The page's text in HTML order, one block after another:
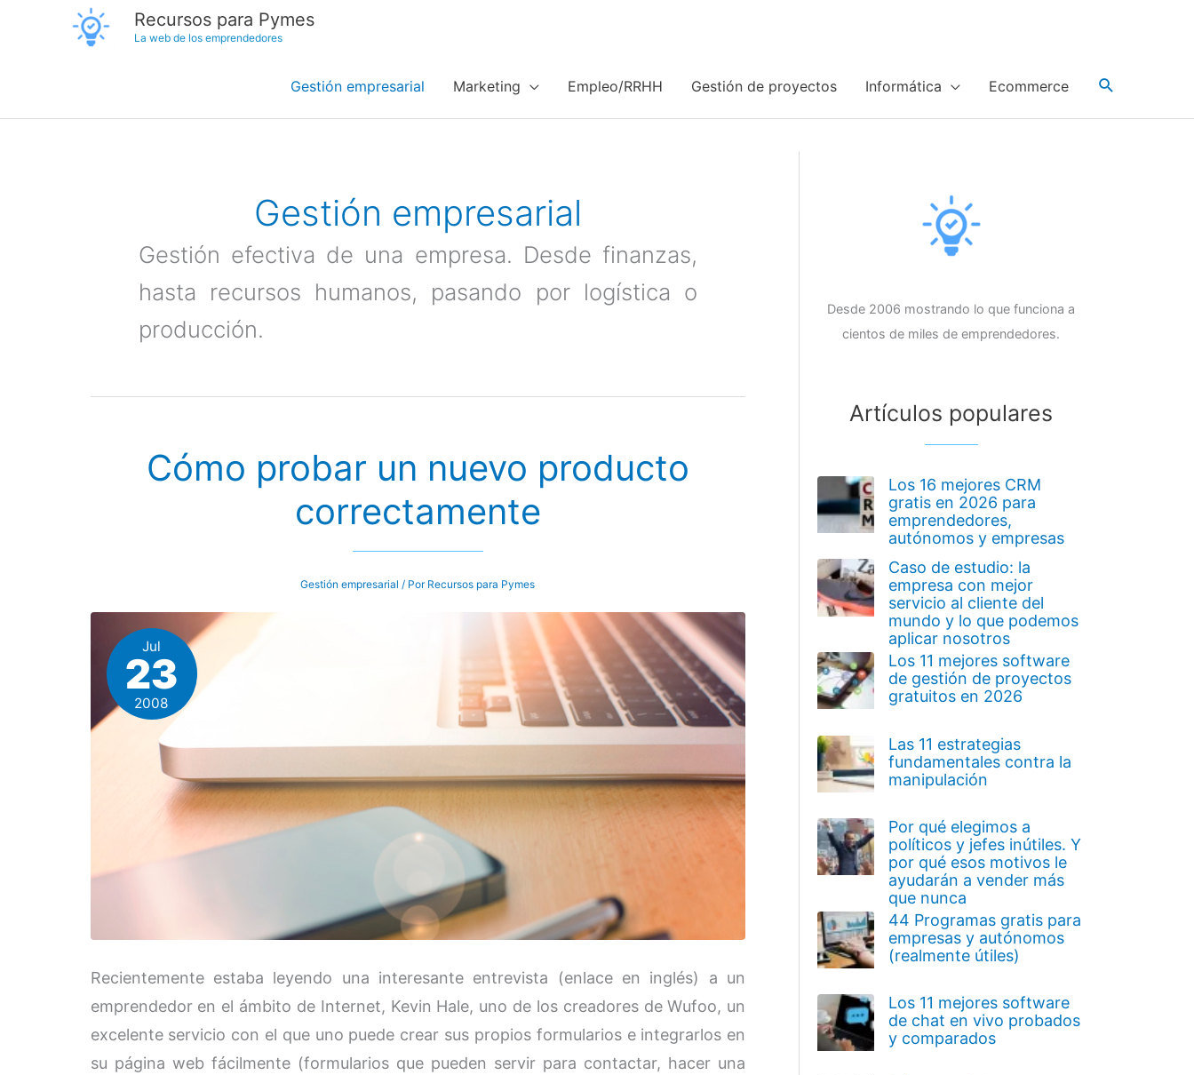
Recursos para Pymes
La web de los emprendedores
Gestión empresarial Marketing Empleo/RRHH Gestión de proyectos Informática Ecommerce
Gestión empresarial
Gestión efectiva de una empresa. Desde finanzas,
hasta recursos humanos, pasando por logística o
producción.
Cómo probar un nuevo producto
correctamente
Gestión empresarial / Por Recursos para Pymes
Jul
23
2008
Recientemente estaba leyendo una interesante entrevista (enlace en inglés) a un
emprendedor en el ámbito de Internet, Kevin Hale, uno de los creadores de Wufoo, un
excelente servicio con el que uno puede crear sus propios formularios e integrarlos en
su página web fácilmente (formularios que pueden servir para contactar, hacer una
Desde 2006 mostrando lo que funciona a
cientos de miles de emprendedores.
Artículos populares
Los 16 mejores CRM
gratis en 2026 para
emprendedores,
autónomos y empresas
Caso de estudio: la
empresa con mejor
servicio al cliente del
mundo y lo que podemos
aplicar nosotros
Los 11 mejores software
de gestión de proyectos
gratuitos en 2026
Las 11 estrategias
fundamentales contra la
manipulación
Por qué elegimos a
políticos y jefes inútiles. Y
por qué esos motivos le
ayudarán a vender más
que nunca
44 Programas gratis para
empresas y autónomos
(realmente útiles)
Los 11 mejores software
de chat en vivo probados
y comparados